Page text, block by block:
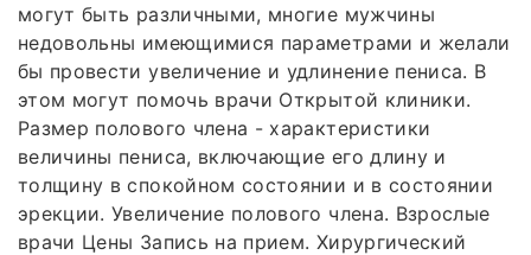
могут быть различными, многие мужчины
недовольны имеющимися параметрами и желали
бы провести увеличение и удлинение пениса. В
этом могут помочь врачи Открытой клиники.
Размер полового члена - характеристики
величины пениса, включающие его длину и
толщину в спокойном состоянии и в состоянии
эрекции. Увеличение полового члена. Взрослые
врачи Цены Запись на прием. Хирургический